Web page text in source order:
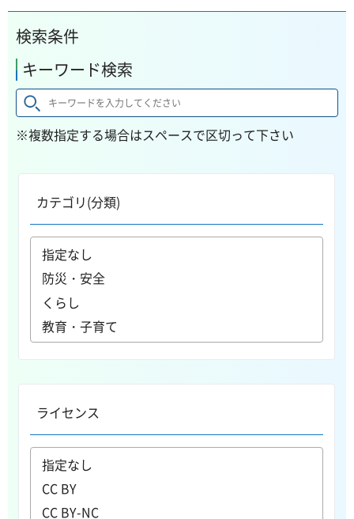
検索条件
キーワード検索
※複数指定する場合はスペースで区切って下さい
カテゴリ(分類)
ライセンス